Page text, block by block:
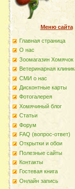
Меню сайта
Главная страница
О наc
Зоомагазин Хомячок
Ветеринарная
СМИ о нас
Дисконтные карты
Фотогалерея
Хомячиный блог
Статьи
Форум
FAQ (вопрос-ответ)
Открытки и обои
Полезные сайты
Контакты
Гостевая книга
Онлайн запись